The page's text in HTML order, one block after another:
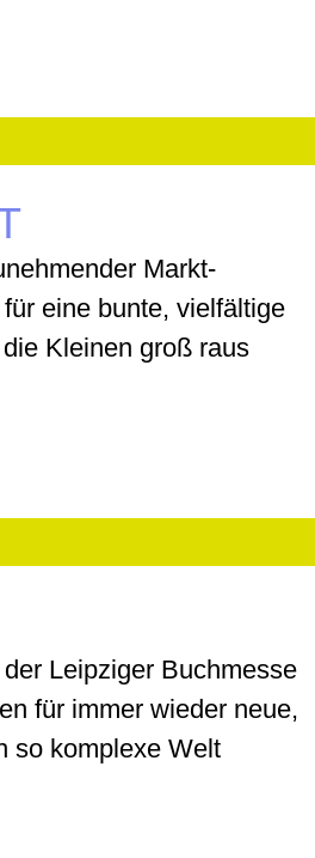
Markt-
eine bunte, vielfältige
Kleinen groß raus
Leipziger Buchmesse
für immer wieder neue,
so komplexe Welt